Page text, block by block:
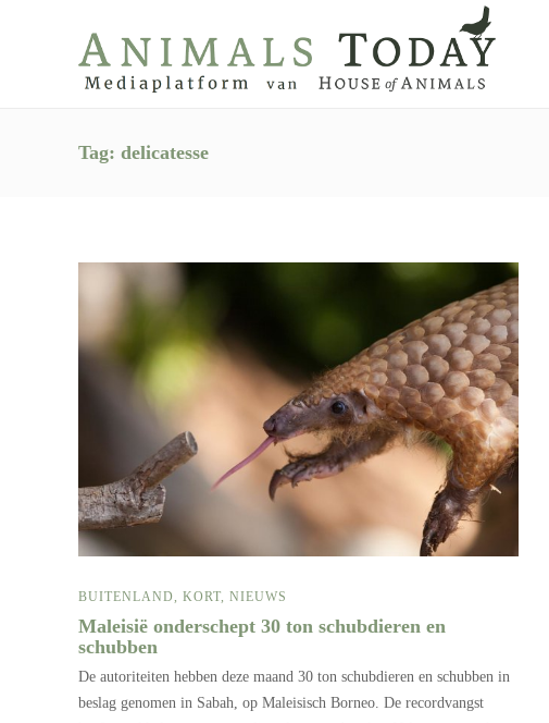
Tag: delicatesse
BUITENLAND KORT NIEUWS
Maleisië onderschept 30 ton schubdieren en
schubben
De autoriteiten hebben deze maand 30 ton schubdieren en schubben in
beslag genomen in Sabah, op Maleisisch Borneo. De recordvangst